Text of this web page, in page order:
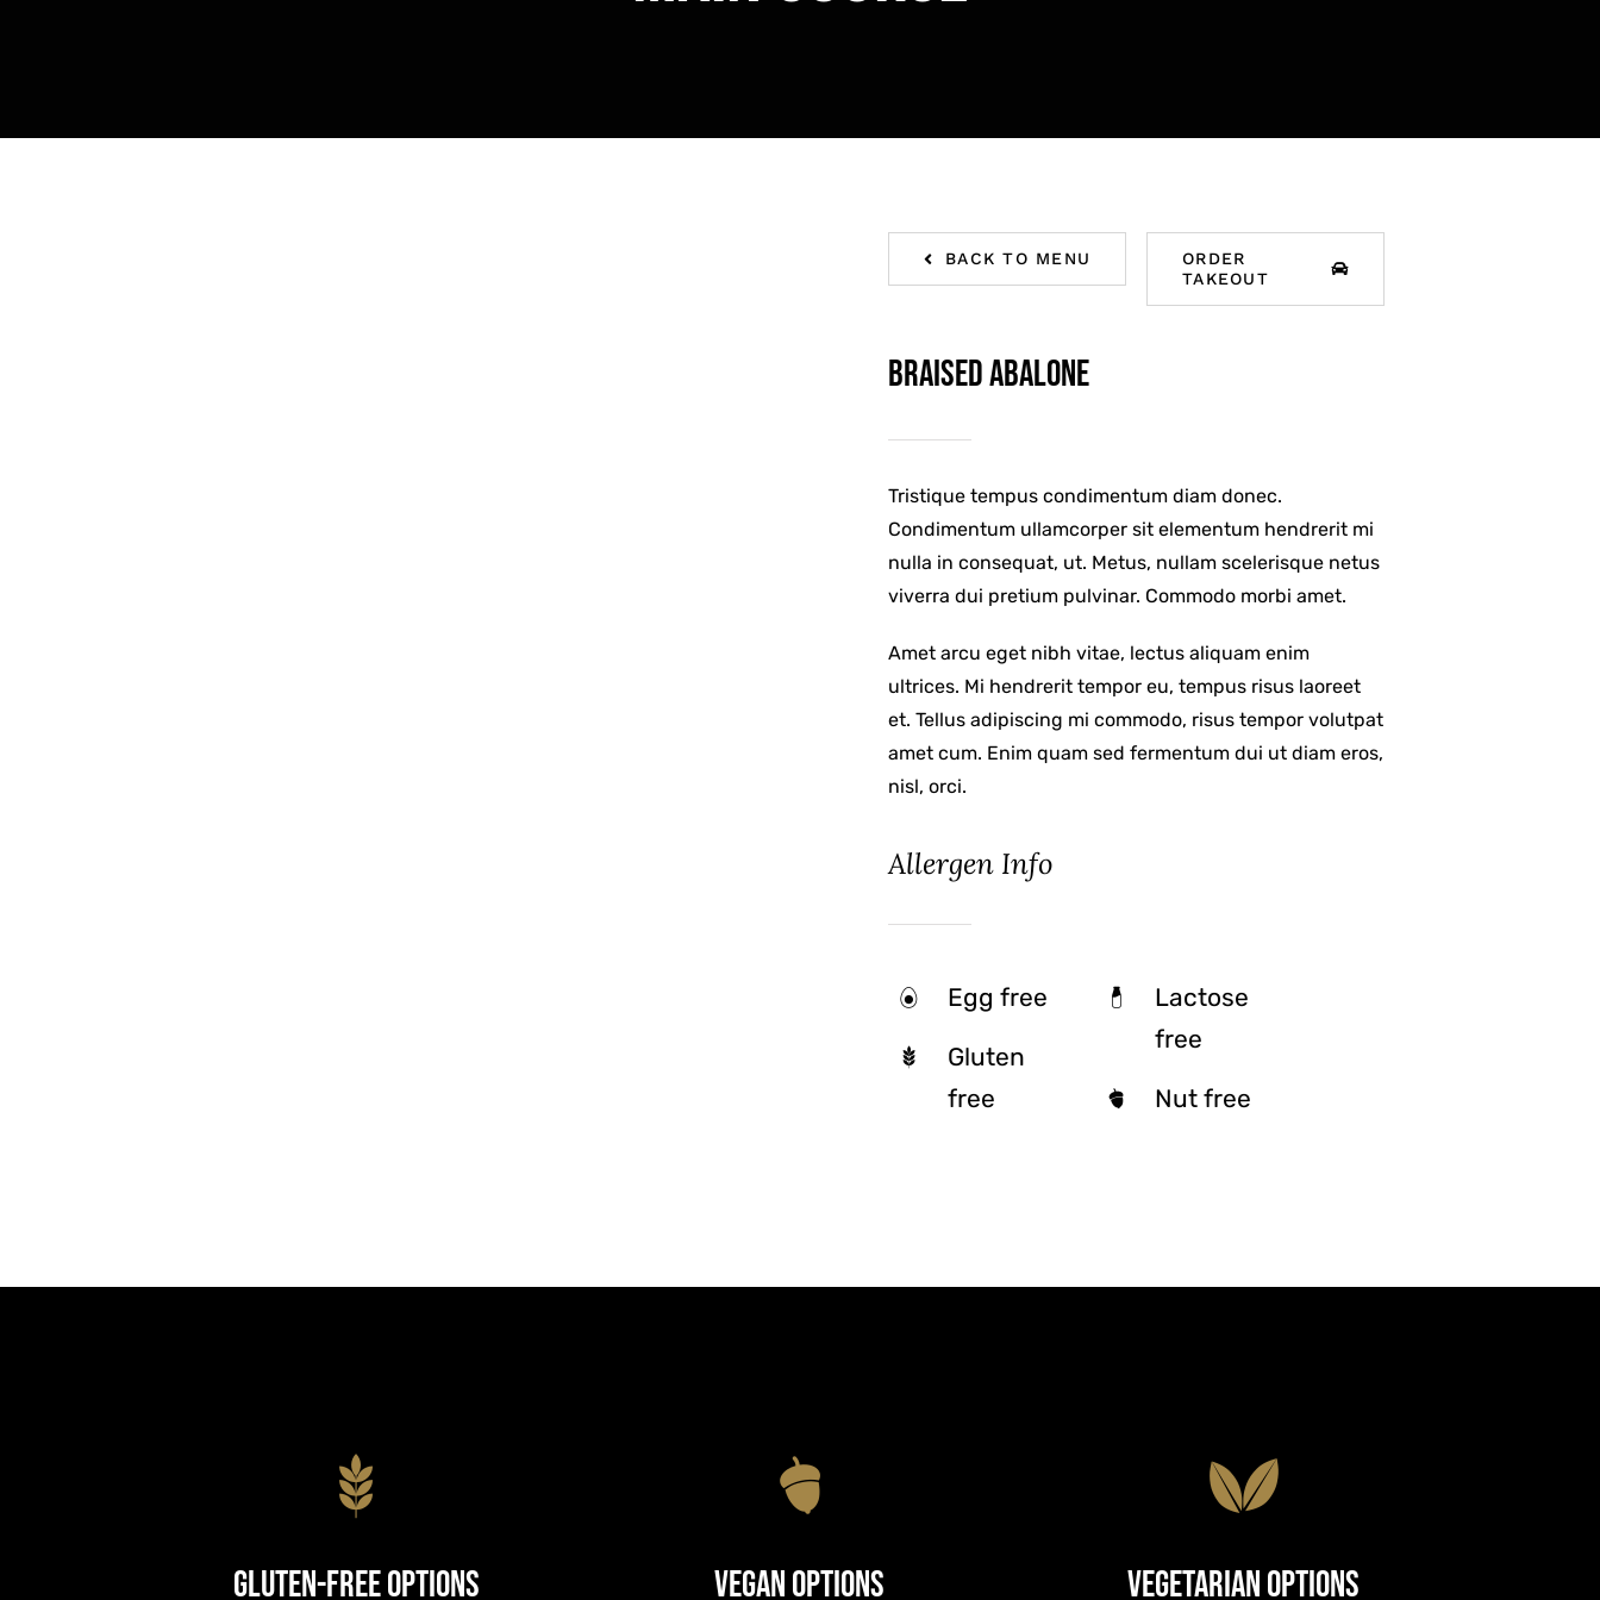
BACK TO MENU
ORDER
TAKEOUT
Braised Abalone
Tristique tempus condimentum diam donec.
Condimentum ullamcorper sit elementum hendrerit mi
nulla in consequat, ut. Metus, nullam scelerisque netus
viverra dui pretium pulvinar. Commodo morbi amet.
Amet arcu eget nibh vitae, lectus aliquam enim
ultrices. Mi hendrerit tempor eu, tempus risus laoreet
et. Tellus adipiscing mi commodo, risus tempor volutpat
amet cum. Enim quam sed fermentum dui ut diam eros,
nisl, orci.
Allergen Info
Egg free
Gluten
free
Lactose
free
Nut free
Gluten-Free Options Vegan Options Vegetarian Options